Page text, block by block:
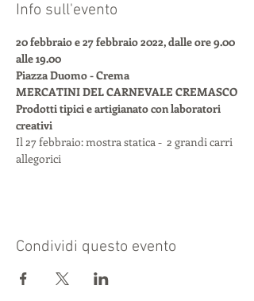
Info sull'evento
20 febbraio e 27 febbraio 2022, dalle ore 9.00
alle 19.00
Piazza Duomo - Crema
MERCATINI DEL CARNEVALE CREMASCO
Prodotti tipici e artigianato con laboratori
creativi
Il 27 febbraio: mostra statica -  2 grandi carri
allegorici
Condividi questo evento